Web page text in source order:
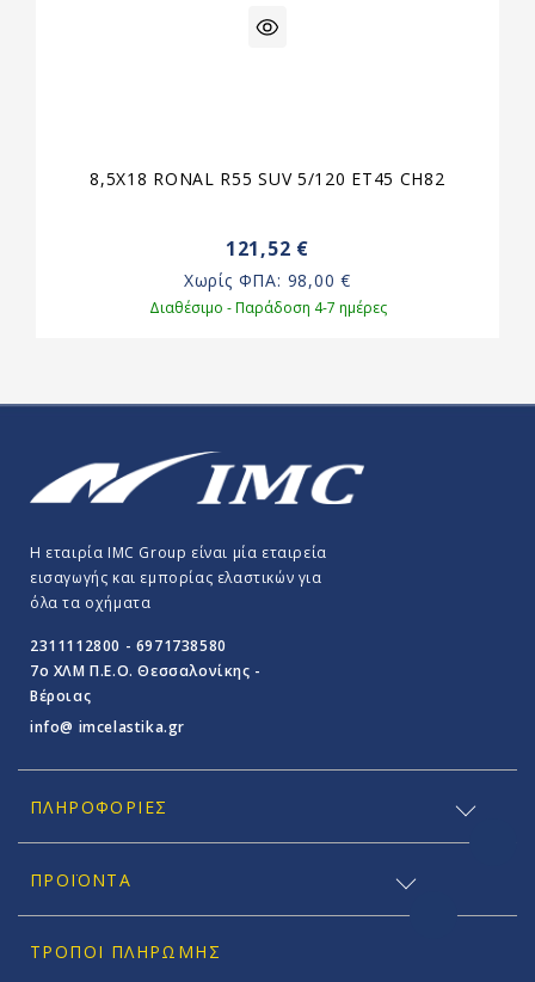
8,5X18 RONAL R55 SUV 5/120 ET45 CH82
121,52 €
Χωρίς ΦΠΑ: 98,00 €
Διαθέσιμο - Παράδοση 4-7 ημέρες
Η εταιρία IMC Group είναι μία εταιρεία
εισαγωγής και εμπορίας ελαστικών για
όλα τα οχήματα
2311112800 - 6971738580
7o ΧΛΜ Π.E.O. Θεσσαλονίκης -
Βέροιας
info@ imcelastika.gr
ΠΛΗΡΟΦΟΡΊΕΣ
ΠΡΟΪΟΝΤΑ
ΤΡΌΠΟΙ ΠΛΗΡΩΜΉΣ